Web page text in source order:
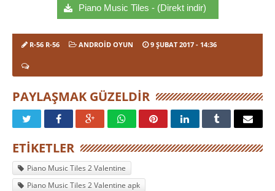
Piano Music Tiles - (Direkt indir)
R-56 R-56 ANDROID OYUN 9 ŞUBAT 2017 - 14:36
PAYLAŞMAK GÜZELDIR
ETIKETLER
Piano Music Tiles 2 Valentine
Piano Music Tiles 2 Valentine apk